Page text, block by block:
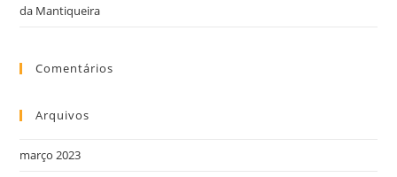
da Mantiqueira
Comentários
Arquivos
março 2023